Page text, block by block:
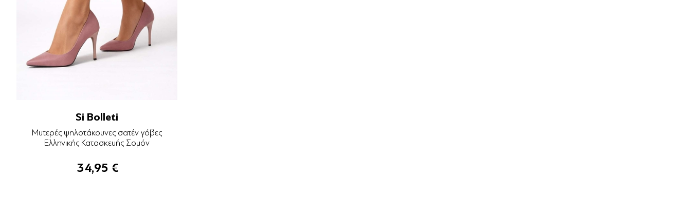
Si Bolleti
Μυτερές ψηλοτάκουνες σατέν γόβες
Ελληνικής Κατασκευής Σομόν
34,95 €